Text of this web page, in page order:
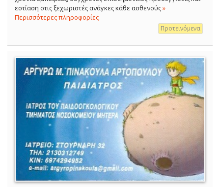
εστίαση στις ξεχωριστές ανάγκες κάθε ασθενούς»
Περισσότερες πληροφορίες
Προτεινόμενα